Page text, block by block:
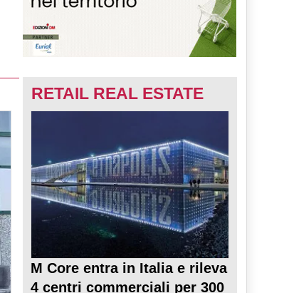
RETAIL REAL ESTATE
M Core entra in Italia e rileva
4 centri commerciali per 300